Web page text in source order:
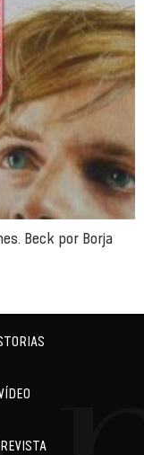
Beck por Borja